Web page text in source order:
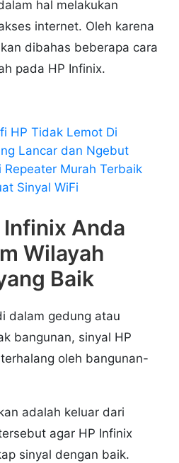
hal melakukan
internet. Oleh karena
dibahas beberapa cara
pada HP Infinix.
HP Tidak Lemot Di
Lancar dan Ngebut
Repeater Murah Terbaik
Sinyal WiFi
Infinix Anda
Wilayah
Baik
dalam gedung atau
bangunan, sinyal HP
oleh bangunan-
adalah keluar dari
agar HP Infinix
sinyal dengan baik.